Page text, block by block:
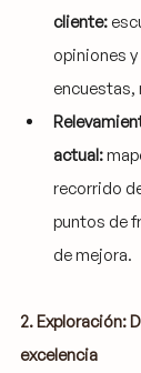
cliente:
opiniones
encuestas,
actual:
recorrido
puntos de
de mejora.
2. Exploración:
excelencia